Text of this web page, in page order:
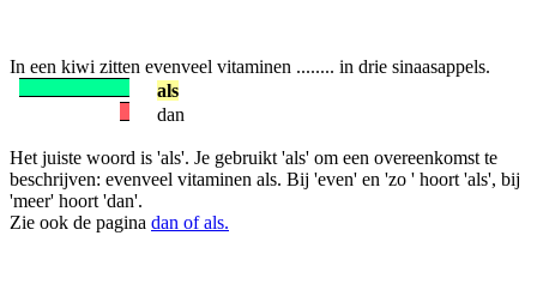
In een kiwi zitten evenveel vitaminen ........ in drie sinaasappels.
als
dan
Het juiste woord is 'als'. Je gebruikt 'als' om een overeenkomst te
beschrijven: evenveel vitaminen als. Bij 'even' en 'zo ' hoort 'als', bij
'meer' hoort 'dan'.
Zie ook de pagina dan of als.